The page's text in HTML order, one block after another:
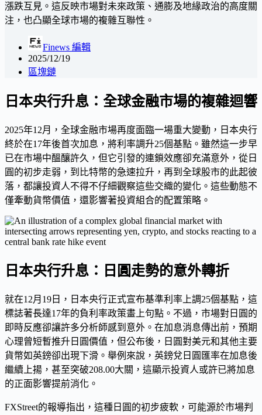
漲跌互見。這反映市場對未來政策、通膨及地緣政治的高度關
注，也凸顯全球市場的複雜互聯性。
Finews 編輯
2025/12/19
區塊鏈
日本央行升息：全球金融市場的複雜迴響
2025年12月，全球金融市場再度面臨一場重大變動，日本央行
終於在17年後首次加息，將利率調升25個基點。雖然這一步早
已在市場中醞釀許久，但它引發的連鎖效應卻充滿意外，從日
圓的初步走弱，到比特幣的急速拉升，再到全球股市的此起彼
落，都讓投資人不得不仔細觀察這些交織的變化。這些動態不
僅牽動貨幣價值，還影響著投資組合的配置策略。
日本央行升息：日圓走勢的意外轉折
就在12月19日，日本央行正式宣布基準利率上調25個基點，這
標誌著長達17年的負利率政策畫上句點。不過，市場對日圓的
即時反應卻讓許多分析師感到意外。在加息消息傳出前，預期
心理曾短暫推升日圓價值，但公布後，日圓對美元和其他主要
貨幣如英鎊卻出現下滑。舉例來說，英鎊兌日圓匯率在加息後
繼續上揚，甚至突破208.00大關，這顯示投資人或許已將加息
的正面影響提前消化。
FXStreet的報導指出，這種日圓的初步疲軟，可能源於市場判